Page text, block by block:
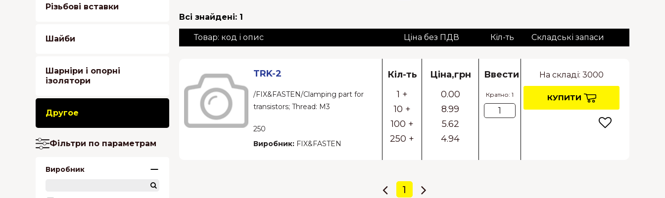
Різьбові вставки
Шайби
Шарніри і опорні
ізолятори
Другое
Фільтри по параметрам
Виробник
Всі знайдені: 1
Товар: код і опис Ціна без ПДВ Кіл-ть Складські запаси
TRK-2
/FIX&FASTEN/Clamping part for
transistors; Thread: M3
250
Виробник: FIX&FASTEN
Кіл-ть
1 +
10 +
100 +
250 +
Ціна,грн
0.00
8.99
5.62
4.94
Ввести
Кратно: 1
На складі: 3000
КУПИТИ
1